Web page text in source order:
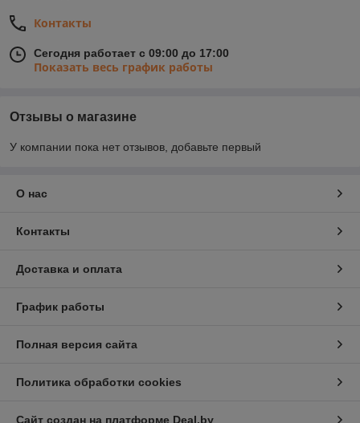
Контакты
Сегодня работает с 09:00 до 17:00
Показать весь график работы
Отзывы о магазине
У компании пока нет отзывов, добавьте первый
О нас
Контакты
Доставка и оплата
График работы
Полная версия сайта
Политика обработки cookies
Сайт создан на платформе Deal.by